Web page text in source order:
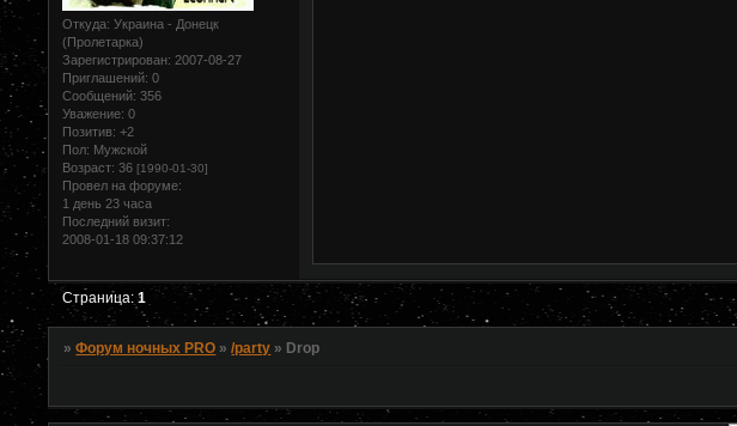
Откуда: Украина - Донецк
(Пролетарка)
Зарегистрирован: 2007-08-27
Приглашений: 0
Сообщений: 356
Уважение: 0
Позитив: +2
Пол: Мужской
Возраст: 36[1990-01-30]
Провел на форуме:
1 день 23 часа
Последний визит:
2008-01-18 09:37:12
Страница:1
»Форум ночных PRO »/party » Drop